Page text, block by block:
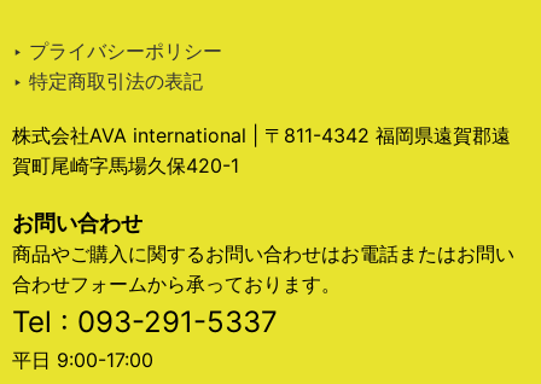
‣ プライバシーポリシー
‣ 特定商取引法の表記
株式会社AVA international | 〒811-4342 福岡県遠賀郡遠
賀町尾崎字馬場久保420-1
お問い合わせ
商品やご購入に関するお問い合わせはお電話またはお問い
合わせフォームから承っております。
Tel : 093-291-5337
平日 9:00-17:00